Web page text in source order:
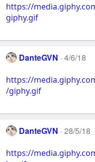
https://
giphy.gif
DanteGVN 4/6/18
https://
/giphy.gif
DanteGVN 28/5/18
https://